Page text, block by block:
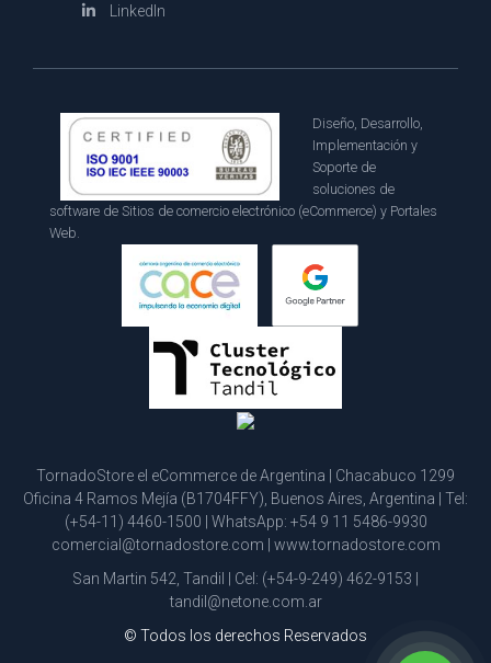
LinkedIn
Diseño, Desarrollo,
Implementación y
Soporte de
soluciones de
software de Sitios de comercio electrónico (eCommerce) y Portales
Web.
TornadoStore el eCommerce de Argentina | Chacabuco 1299
Oficina 4 Ramos Mejía (B1704FFY), Buenos Aires, Argentina | Tel:
(+54-11) 4460-1500 | WhatsApp: +54 9 11 5486-9930
comercial@tornadostore.com
www.tornadostore.com
San Martin 542, Tandil | Cel: (+54-9-249) 462-9153
tandil@netone.com.ar
© Todos los derechos Reservados